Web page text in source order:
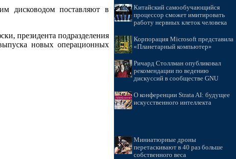
дисководом поставляют в
президента подразделения
новых операционных
Китайский самообучающийся
процессор сможет имитировать
работу нервных клеток человека
Корпорация Microsoft представила
«Планетарный компьютер»
Ричард Столлман опубликовал
рекомендации по ведению
дискуссий в сообществе GNU
О конференции Strata AI: будущее
искусственного интеллекта
Миниатюрные дроны
перетаскивают в 40 раз больше
собственного веса